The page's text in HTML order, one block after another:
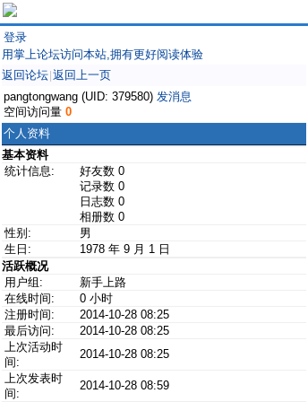
登录
用掌上论坛访问本站,拥有更好阅读体验
返回论坛 返回上一页
pangtongwang (UID: 379580) 发消息
空间访问量 0
个人资料
基本资料
统计信息:
好友数 0
记录数 0
日志数 0
相册数 0
性别:
男
生日:
1978 年 9 月 1 日
活跃概况
用户组:
新手上路
在线时间:
0 小时
注册时间:
2014-10-28 08:25
最后访问:
2014-10-28 08:25
上次活动时
间:
2014-10-28 08:25
上次发表时
间:
2014-10-28 08:59